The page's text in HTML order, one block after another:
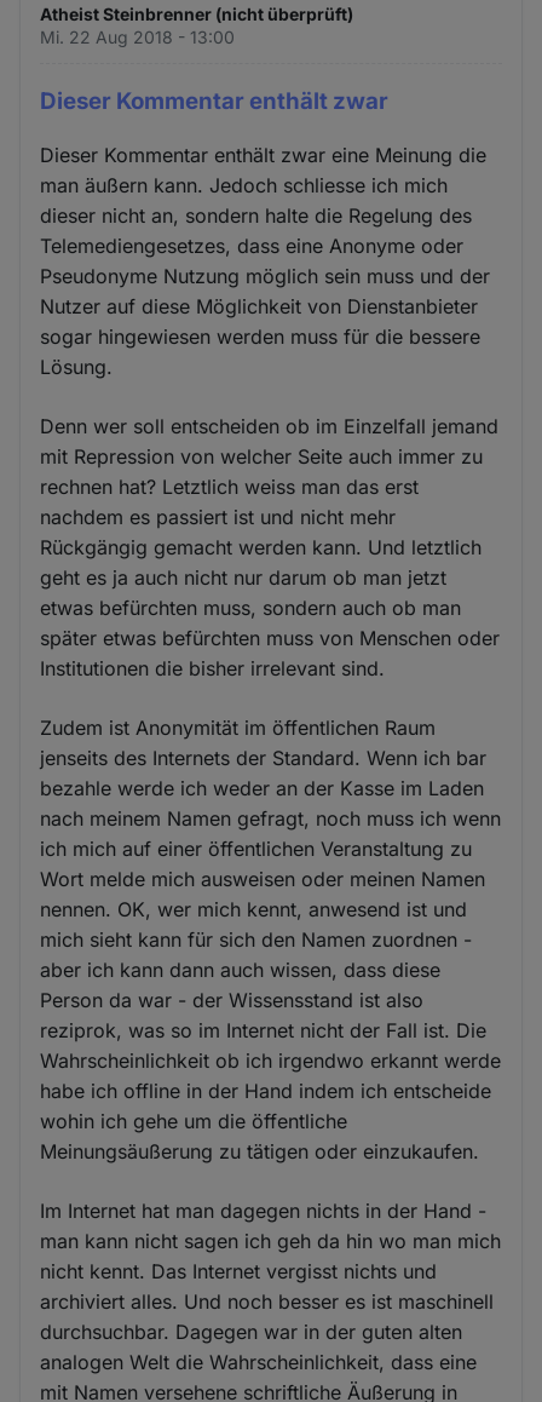
Atheist Steinbrenner (nicht überprüft)
Mi. 22 Aug 2018 - 13:00
Dieser Kommentar enthält zwar
Dieser Kommentar enthält zwar eine Meinung die
man äußern kann. Jedoch schliesse ich mich
dieser nicht an, sondern halte die Regelung des
Telemediengesetzes, dass eine Anonyme oder
Pseudonyme Nutzung möglich sein muss und der
Nutzer auf diese Möglichkeit von Dienstanbieter
sogar hingewiesen werden muss für die bessere
Lösung.
Denn wer soll entscheiden ob im Einzelfall jemand
mit Repression von welcher Seite auch immer zu
rechnen hat? Letztlich weiss man das erst
nachdem es passiert ist und nicht mehr
Rückgängig gemacht werden kann. Und letztlich
geht es ja auch nicht nur darum ob man jetzt
etwas befürchten muss, sondern auch ob man
später etwas befürchten muss von Menschen oder
Institutionen die bisher irrelevant sind.
Zudem ist Anonymität im öffentlichen Raum
jenseits des Internets der Standard. Wenn ich bar
bezahle werde ich weder an der Kasse im Laden
nach meinem Namen gefragt, noch muss ich wenn
ich mich auf einer öffentlichen Veranstaltung zu
Wort melde mich ausweisen oder meinen Namen
nennen. OK, wer mich kennt, anwesend ist und
mich sieht kann für sich den Namen zuordnen -
aber ich kann dann auch wissen, dass diese
Person da war - der Wissensstand ist also
reziprok, was so im Internet nicht der Fall ist. Die
Wahrscheinlichkeit ob ich irgendwo erkannt werde
habe ich offline in der Hand indem ich entscheide
wohin ich gehe um die öffentliche
Meinungsäußerung zu tätigen oder einzukaufen.
Im Internet hat man dagegen nichts in der Hand -
man kann nicht sagen ich geh da hin wo man mich
nicht kennt. Das Internet vergisst nichts und
archiviert alles. Und noch besser es ist maschinell
durchsuchbar. Dagegen war in der guten alten
analogen Welt die Wahrscheinlichkeit, dass eine
mit Namen versehene schriftliche Äußerung in